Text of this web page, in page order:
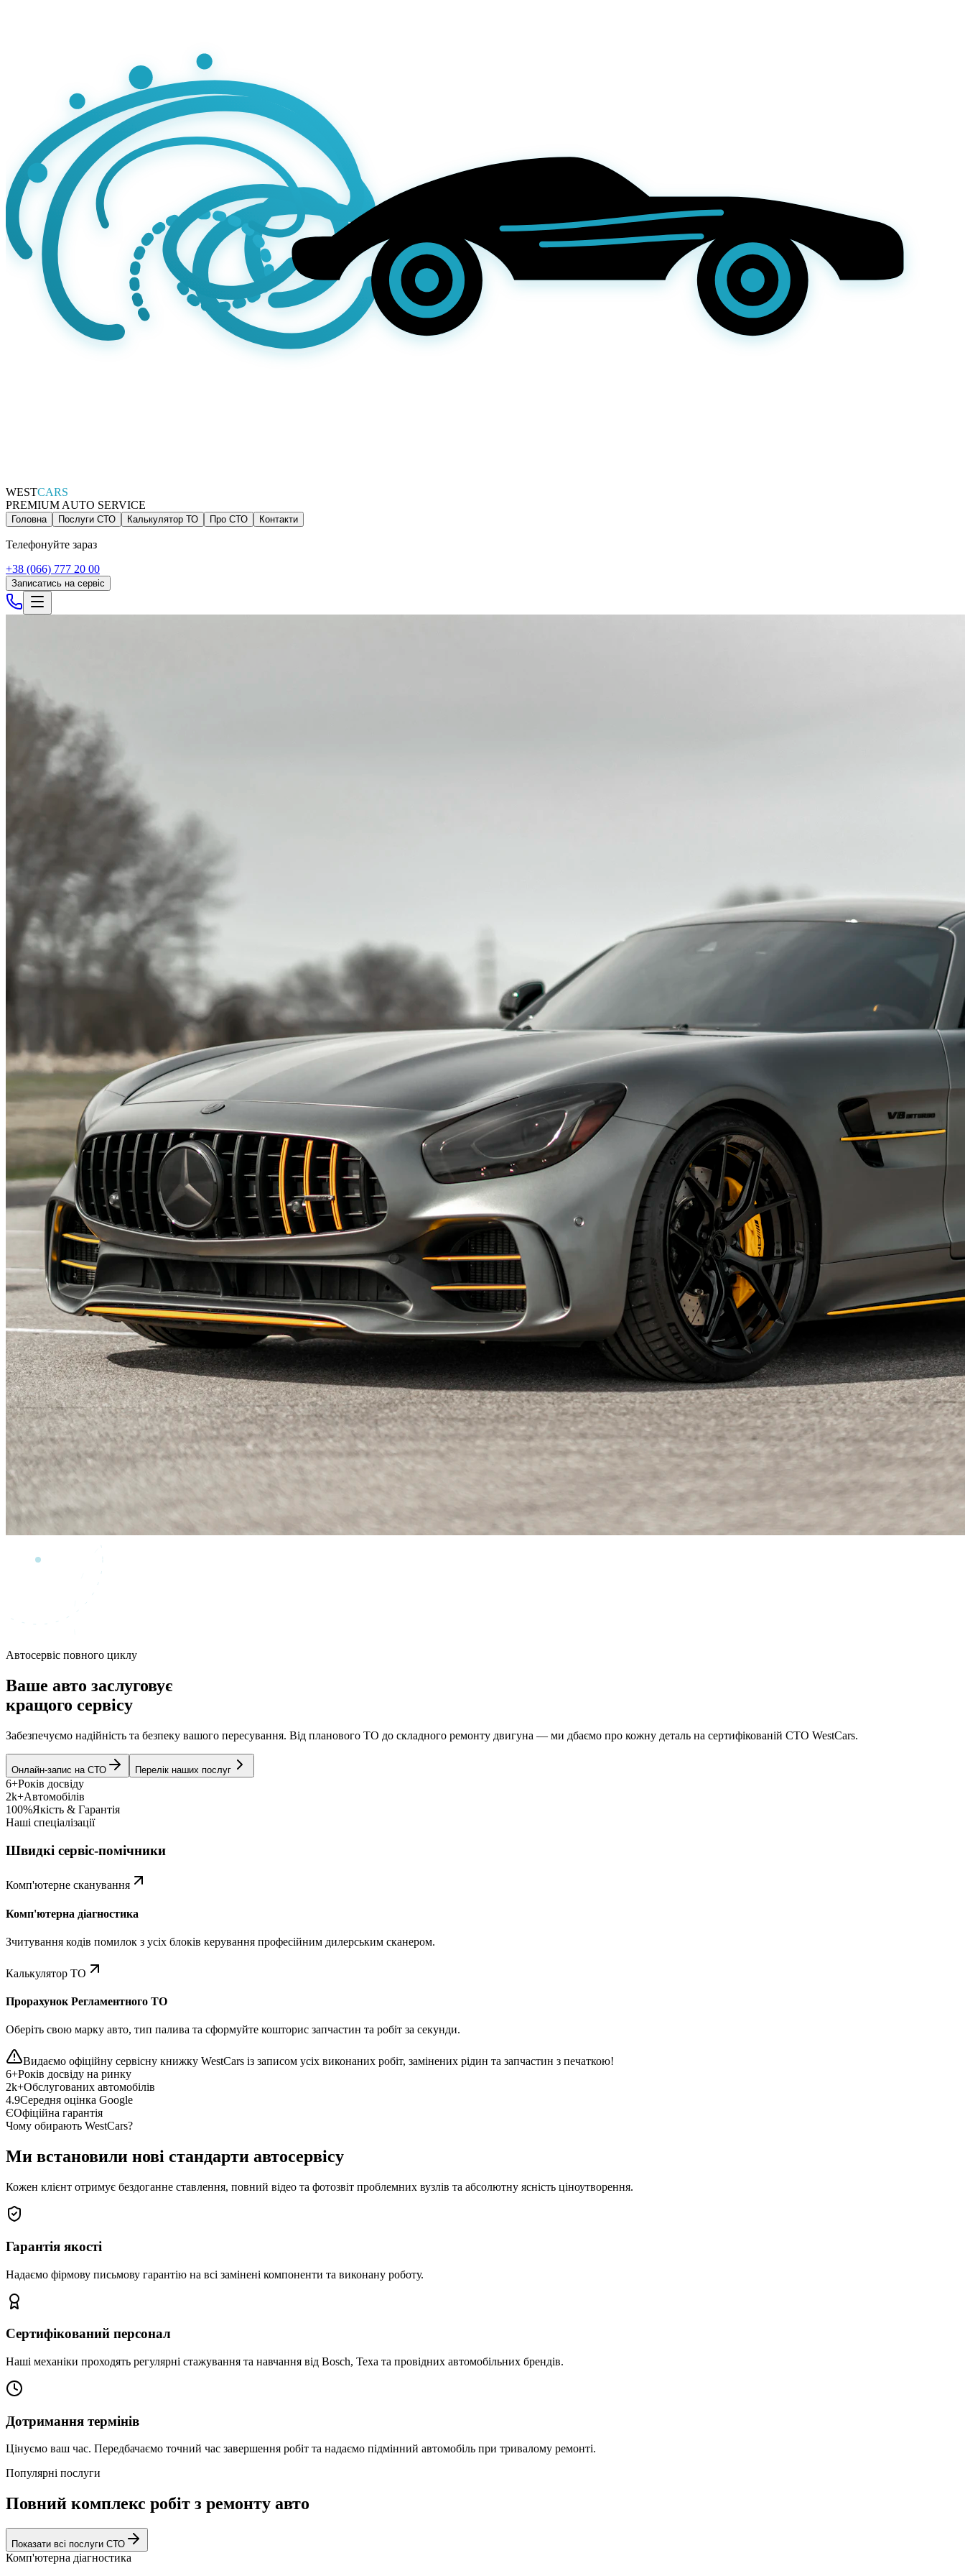
WESTCARS
PREMIUM AUTO SERVICE
Головна Послуги СТО Калькулятор ТО Про СТО Контакти
Телефонуйте зараз
+38 (066) 777 20 00
Записатись на сервіс
Автосервіс повного циклу
Ваше авто заслуговує
кращого сервісу
Забезпечуємо надійність та безпеку вашого пересування. Від планового ТО до складного ремонту двигуна — ми дбаємо про кожну деталь на сертифікованій СТО WestCars.
Онлайн-запис на СТО Перелік наших послуг
6+Років досвіду
2k+Автомобілів
100%Якість & Гарантія
Наші спеціалізації
Швидкі сервіс-помічники
Комп'ютерне сканування
Комп'ютерна діагностика
Зчитування кодів помилок з усіх блоків керування професійним дилерським сканером.
Калькулятор ТО
Прорахунок Регламентного ТО
Оберіть свою марку авто, тип палива та сформуйте кошторис запчастин та робіт за секунди.
Видаємо офіційну сервісну книжку WestCars із записом усіх виконаних робіт, замінених рідин та запчастин з печаткою!
6+Років досвіду на ринку
2k+Обслугованих автомобілів
4.9Середня оцінка Google
ЄОфіційна гарантія
Чому обирають WestCars?
Ми встановили нові стандарти автосервісу
Кожен клієнт отримує бездоганне ставлення, повний відео та фотозвіт проблемних вузлів та абсолютну ясність ціноутворення.
Гарантія якості
Надаємо фірмову письмову гарантію на всі замінені компоненти та виконану роботу.
Сертифікований персонал
Наші механіки проходять регулярні стажування та навчання від Bosch, Texa та провідних автомобільних брендів.
Дотримання термінів
Цінуємо ваш час. Передбачаємо точний час завершення робіт та надаємо підмінний автомобіль при тривалому ремонті.
Популярні послуги
Повний комплекс робіт з ремонту авто
Показати всі послуги СТО
Комп'ютерна діагностика